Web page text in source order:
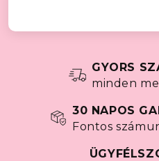
GYORS
minden
30 NAPOS
Fontos